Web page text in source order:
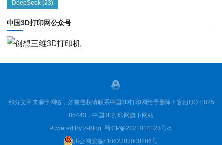
DeepSeek (23)
中国3D打印网公众号
部分文章来源于网络，如有侵权请联系中国3D打印网给予删除！客服QQ：825
85443，中国3D打印网旗下网站
Powered By Z-Blog. 蜀ICP备2021014123号-5.
川公网安备51062302000286号.